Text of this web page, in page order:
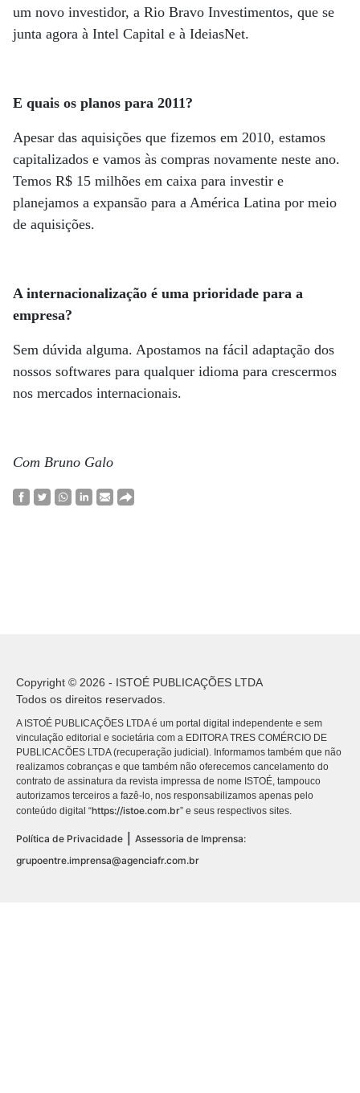
um novo investidor, a Rio Bravo Investimentos, que se
junta agora à Intel Capital e à IdeiasNet.
E quais os planos para 2011?
Apesar das aquisições que fizemos em 2010, estamos
capitalizados e vamos às compras novamente neste ano.
Temos R$ 15 milhões em caixa para investir e
planejamos a expansão para a América Latina por meio
de aquisições.
A internacionalização é uma prioridade para a
empresa?
Sem dúvida alguma. Apostamos na fácil adaptação dos
nossos softwares para qualquer idioma para crescermos
nos mercados internacionais.
Com Bruno Galo
Copyright © 2026 - ISTOÉ PUBLICAÇÕES LTDA
Todos os direitos reservados.
A ISTOÉ PUBLICAÇÕES LTDA é um portal digital independente e sem
vinculação editorial e societária com a EDITORA TRES COMÉRCIO DE
PUBLICACÕES LTDA (recuperação judicial). Informamos também que não
realizamos cobranças e que também não oferecemos cancelamento do
contrato de assinatura da revista impressa de nome ISTOÉ, tampouco
autorizamos terceiros a fazê-lo, nos responsabilizamos apenas pelo
conteúdo digital “https://istoe.com.br” e seus respectivos sites.
Política de Privacidade | Assessoria de Imprensa:
grupoentre.imprensa@agenciafr.com.br